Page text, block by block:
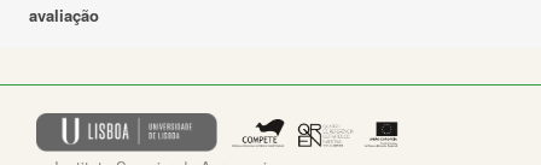
avaliação